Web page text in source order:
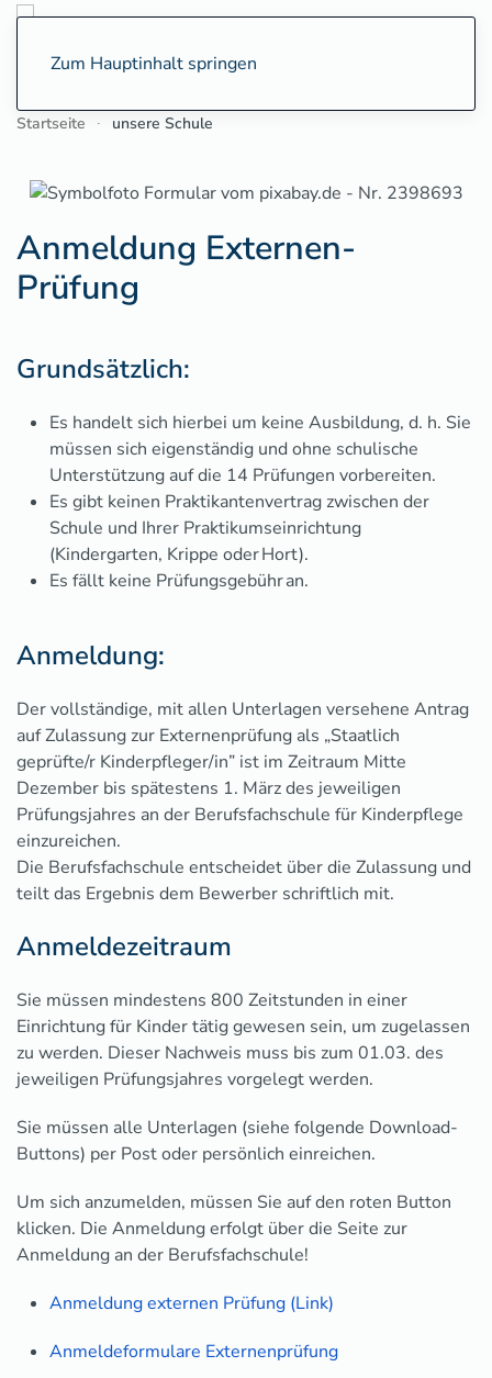
Zum Hauptinhalt springen
Startseite unsere Schule
Anmeldung Externen-
Prüfung
Grundsätzlich:
Es handelt sich hierbei um keine Ausbildung, d. h. Sie
müssen sich eigenständig und ohne schulische
Unterstützung auf die 14 Prüfungen vorbereiten.
Es gibt keinen Praktikantenvertrag zwischen der
Schule und Ihrer Praktikumseinrichtung
(Kindergarten, Krippe oder Hort).
Es fällt keine Prüfungsgebühr an.
Anmeldung:
Der vollständige, mit allen Unterlagen versehene Antrag
auf Zulassung zur Externenprüfung als „Staatlich
geprüfte/r Kinderpfleger/in” ist im Zeitraum Mitte
Dezember bis spätestens 1. März des jeweiligen
Prüfungsjahres an der Berufsfachschule für Kinderpflege
einzureichen.
Die Berufsfachschule entscheidet über die Zulassung und
teilt das Ergebnis dem Bewerber schriftlich mit.
Anmeldezeitraum
Sie müssen mindestens 800 Zeitstunden in einer
Einrichtung für Kinder tätig gewesen sein, um zugelassen
zu werden. Dieser Nachweis muss bis zum 01.03. des
jeweiligen Prüfungsjahres vorgelegt werden.
Sie müssen alle Unterlagen (siehe folgende Download-
Buttons) per Post oder persönlich einreichen.
Um sich anzumelden, müssen Sie auf den roten Button
klicken. Die Anmeldung erfolgt über die Seite zur
Anmeldung an der Berufsfachschule!
Anmeldung externen Prüfung (Link)
Anmeldeformulare Externenprüfung